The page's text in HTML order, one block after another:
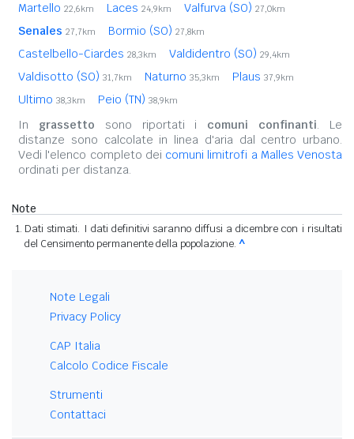
Martello 22,6km Laces 24,9km Valfurva (SO) 27,0km
Senales 27,7km Bormio (SO) 27,8km
Castelbello-Ciardes 28,3km Valdidentro (SO) 29,4km
Valdisotto (SO) 31,7km Naturno 35,3km Plaus 37,9km
Ultimo 38,3km Peio (TN) 38,9km
In grassetto sono riportati i comuni confinanti. Le
distanze sono calcolate in linea d'aria dal centro urbano.
Vedi l'elenco completo dei comuni limitrofi a Malles Venosta
ordinati per distanza.
Note
Dati stimati. I dati definitivi saranno diffusi a dicembre con i risultati
del Censimento permanente della popolazione. ^
Note Legali
Privacy Policy
CAP Italia
Calcolo Codice Fiscale
Strumenti
Contattaci